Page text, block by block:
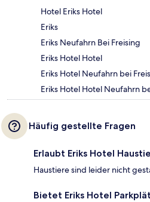
Hotel Eriks Hotel
Eriks
Eriks Neufahrn Bei Freising
Eriks Hotel Hotel
Eriks Hotel Neufahrn bei
Eriks Hotel Hotel Neufahrn
Häufig gestellte Fragen
Erlaubt Eriks Hotel
Haustiere sind leider nicht
Bietet Eriks Hotel